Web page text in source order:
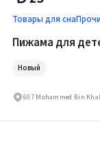
Товары для сна
Пижама для
Новый
607 Mohammed Bin